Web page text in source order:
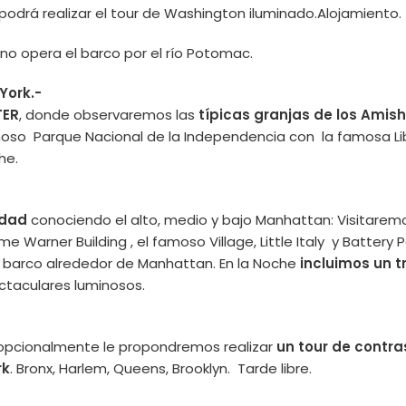
realizar el tour de Washington iluminado.Alojamiento.
opera el barco por el río Potomac.
, donde observaremos las típicas granjas de los Amish
Parque Nacional de la Independencia con la famosa
conociendo el alto, medio y bajo Manhattan:
Warner Building , el famoso Village, Little Italy y
alrededor de Manhattan. En la Noche incluimos un
luminosos.
le propondremos realizar un tour de
. Bronx, Harlem, Queens, Brooklyn. Tarde libre.